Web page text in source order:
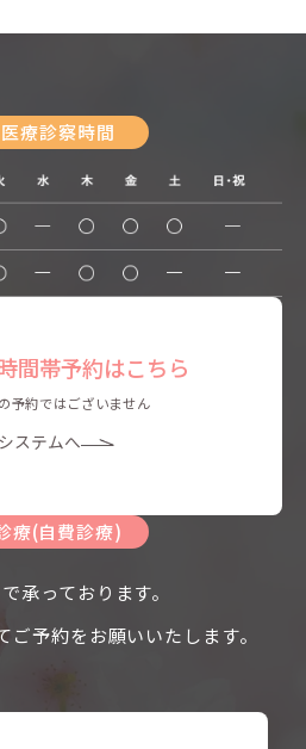
療診察時間
間帯予約はこちら
予約ではございません
ステムへ
療(自費診療)
承っております。
ご予約をお願いいたします。